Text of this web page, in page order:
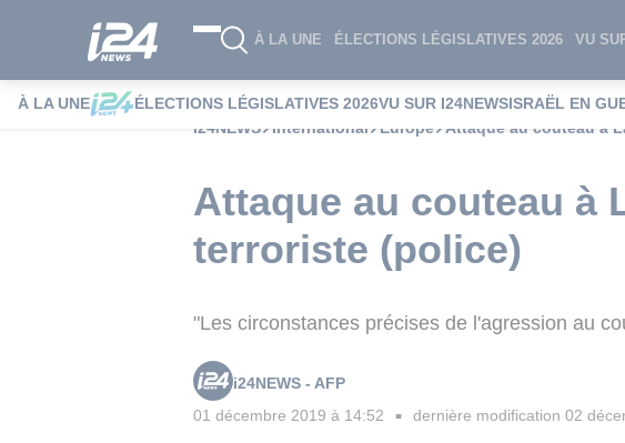
À LA UNE ÉLECTIONS LÉGISLATIVES 2026 VU
À LA UNE ÉLECTIONS LÉGISLATIVES 2026VU SUR I24NEWSISRAËL EN
i24NEWS
International Europe Attaque au couteau à
Attaque au couteau à
terroriste (police)
"Les circonstances précises de l'agression au
i24NEWS - AFP
01 décembre 2019 à 14:52 ■ dernière modification 02